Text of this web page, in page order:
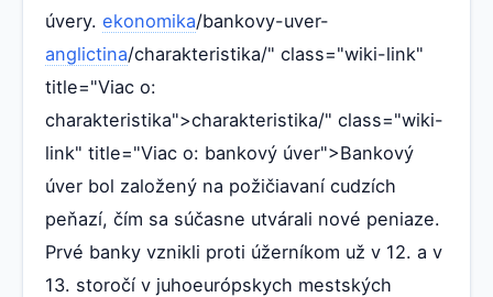
úvery. ekonomika/bankovy-uver-
anglictina/charakteristika/" class="wiki-link"
title="Viac o:
charakteristika">charakteristika/" class="wiki-
link" title="Viac o: bankový úver">Bankový
úver bol založený na požičiavaní cudzích
peňazí, čím sa súčasne utvárali nové peniaze.
Prvé banky vznikli proti úžerníkom už v 12. a v
13. storočí v juhoeurópskych mestských